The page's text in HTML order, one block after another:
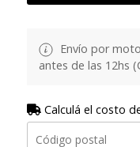
Envío por
antes de las 12hs
Calculá el costo